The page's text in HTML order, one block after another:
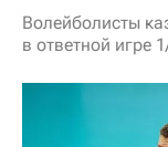
Волейболисты
в ответной игре